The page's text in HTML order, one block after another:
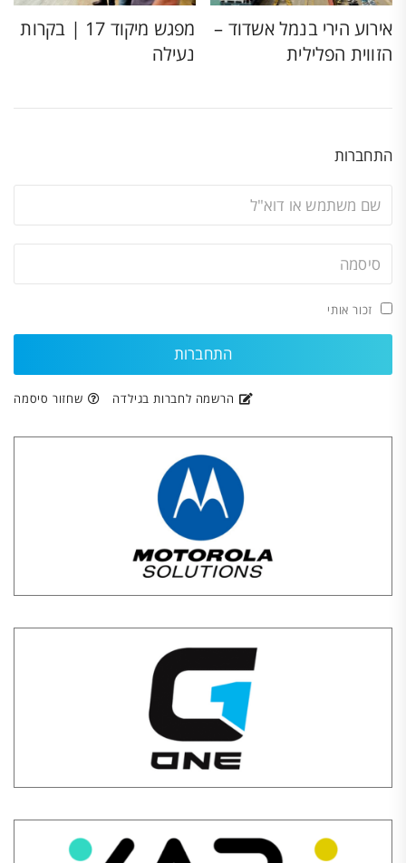
אירוע הירי בנמל אשדוד –
הזווית הפלילית
מפגש מיקוד 17 | בקרות
נעילה
התחברות
זכור אותי
הרשמה לחברות בגילדה שחזור סיסמה